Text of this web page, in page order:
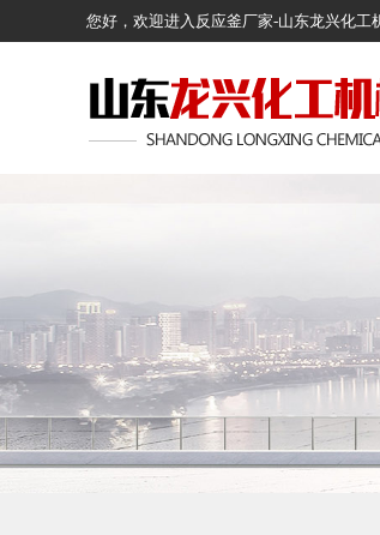
您好，欢迎进入反应釜厂家-山东龙兴化工